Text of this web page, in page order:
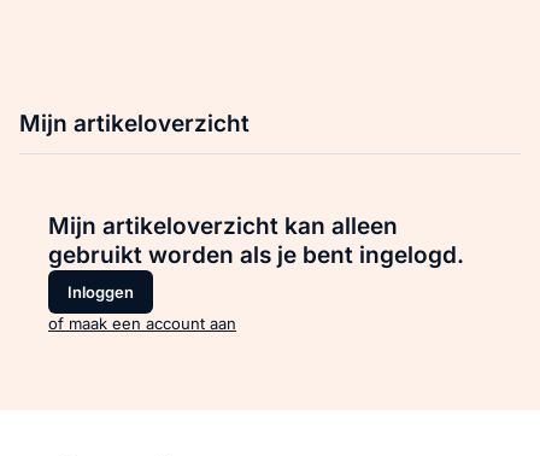
Mijn artikeloverzicht
Mijn artikeloverzicht kan alleen
gebruikt worden als je bent ingelogd.
Inloggen
of maak een account aan